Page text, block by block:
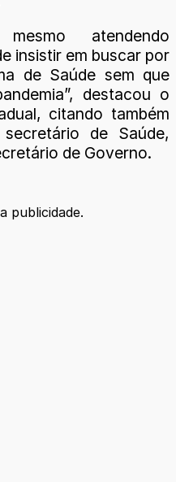
atendendo
insistir em buscar por
de Saúde sem que
destacou o
citando também
de Saúde,
de Governo.
publicidade.